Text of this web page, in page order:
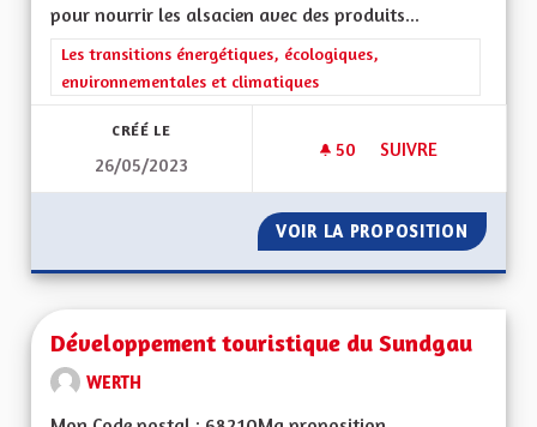
pour nourrir les alsacien avec des produits...
Filtrer les résultats de la catégorie : Les transitions
Les transitions énergétiques, écologiques,
environnementales et climatiques
CRÉÉ LE
26/05/2023
50 50 ABONNÉS
SUIVRE
VOIR LA PROPOSITION
Développement touristique du Sundgau
WERTH